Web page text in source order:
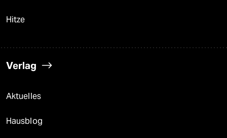
Hitze
Verlag
Aktuelles
Hausblog